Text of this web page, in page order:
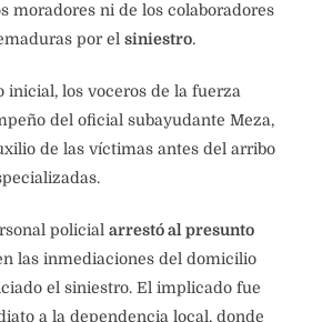
moradores ni de los colaboradores
por el siniestro.
inicial, los voceros de la fuerza
del oficial subayudante Meza,
de las víctimas antes del arribo
policial arrestó al presunto
las inmediaciones del domicilio
el siniestro. El implicado fue
a la dependencia local, donde